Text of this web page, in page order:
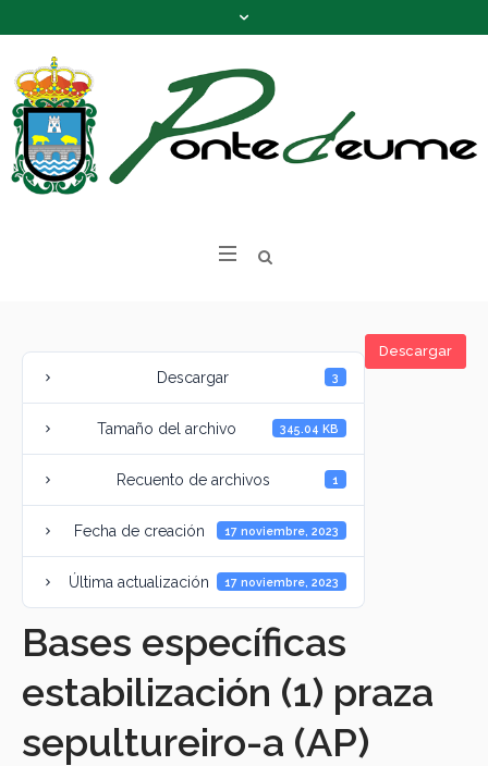
Descargar
Descargar 3
Tamaño del archivo 345.04 KB
Recuento de archivos 1
Fecha de creación 17 noviembre, 2023
Última actualización 17 noviembre, 2023
Bases específicas
estabilización (1) praza
sepultureiro-a (AP)